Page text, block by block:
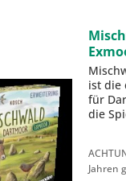
ist die
für
die
der...
Jahren